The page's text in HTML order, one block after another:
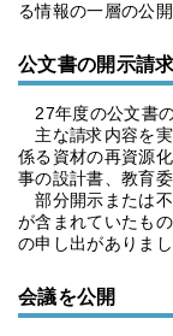
る情報の一層の公
公文書の開示請
27年度の公文書
主な請求内容を実
係る資材の再資源
事の設計書、教育
部分開示または
が含まれていたも
の申し出がありまし
会議を公開